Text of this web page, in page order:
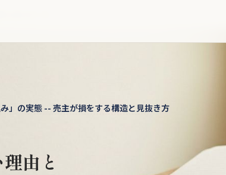
」の実態 -- 売主が損をする構造と見抜き方
由と